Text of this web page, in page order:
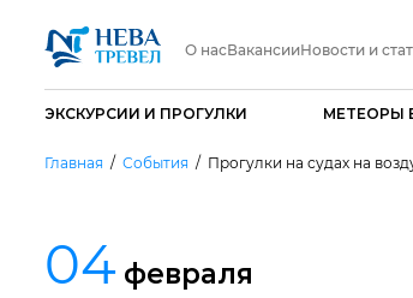
О насВакансииНовости и
ЭКСКУРСИИ И ПРОГУЛКИ МЕТЕОРЫ
Главная События Прогулки на судах на
04 февраля